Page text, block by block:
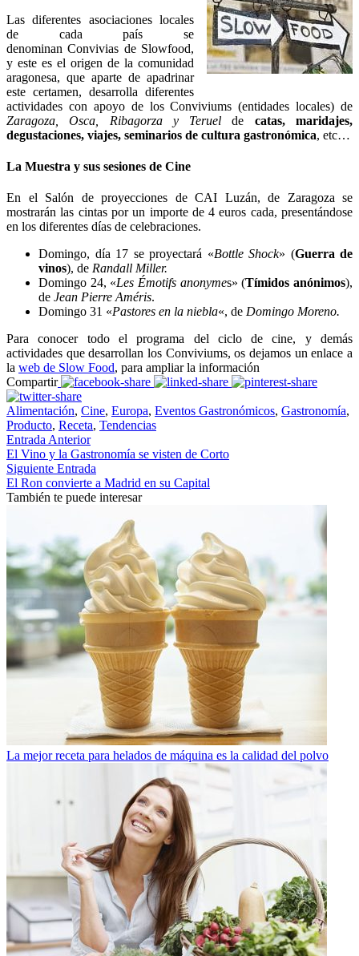
Las diferentes asociaciones locales
de cada país se
denominan Convivias de Slowfood,
y este es el origen de la comunidad
aragonesa, que aparte de apadrinar
este certamen, desarrolla diferentes
actividades con apoyo de los Conviviums (entidades locales) de
Zaragoza, Osca, Ribagorza y Teruel de catas, maridajes,
degustaciones, viajes, seminarios de cultura gastronómica, etc…
La Muestra y sus sesiones de Cine
En el Salón de proyecciones de CAI Luzán, de Zaragoza se
mostrarán las cintas por un importe de 4 euros cada, presentándose
en los diferentes días de celebraciones.
Domingo, día 17 se proyectará «Bottle Shock» (Guerra de
vinos), de Randall Miller.
Domingo 24, «Les Émotifs anonymes» (Tímidos anónimos),
de Jean Pierre Améris.
Domingo 31 «Pastores en la niebla«, de Domingo Moreno.
Para conocer todo el programa del ciclo de cine, y demás
actividades que desarrollan los Conviviums, os dejamos un enlace a
la web de Slow Food, para ampliar la información
Compartir
Alimentación, Cine, Europa, Eventos Gastronómicos, Gastronomía,
Producto, Receta, Tendencias
Entrada Anterior
El Vino y la Gastronomía se visten de Corto
Siguiente Entrada
El Ron convierte a Madrid en su Capital
También te puede interesar
La mejor receta para helados de máquina es la calidad del polvo